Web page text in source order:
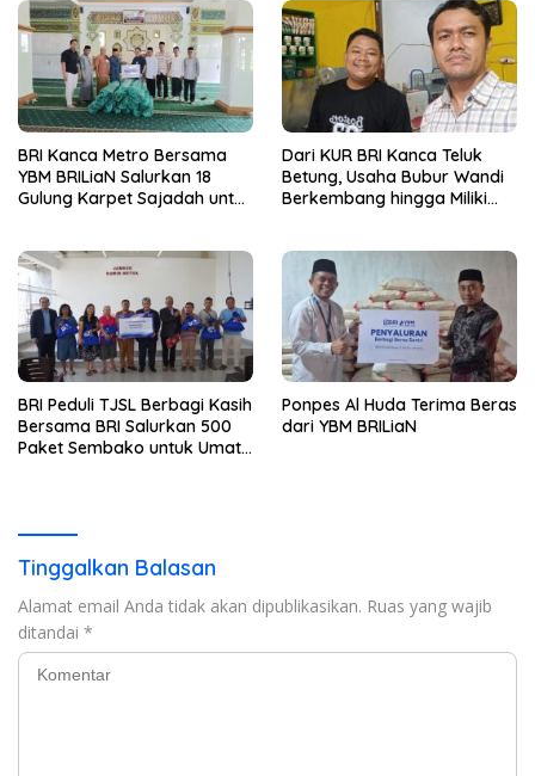
Ride
BRI Kanca Metro Bersama
YBM BRILiaN Salurkan 18
Gulung Karpet Sajadah untuk
Dari KUR BRI Kanca Teluk
Betung, Usaha Bubur Wandi
Berkembang hingga Miliki
BRI Peduli TJSL Berbagi Kasih
Bersama BRI Salurkan 500
Paket Sembako untuk Umat
Ponpes Al Huda Terima Beras
dari YBM BRILiaN
Tinggalkan Balasan
Alamat email Anda tidak akan dipublikasikan. Ruas yang wajib
ditandai *